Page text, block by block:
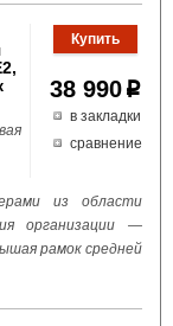
38 990 p
в закладки
сравнение
из области
организации —
рамок средней